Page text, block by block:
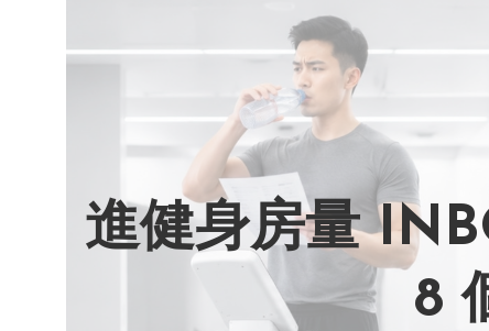
AI 複製吉卜力
別讓過去的榮
改變不用驚天
進健身房量
8